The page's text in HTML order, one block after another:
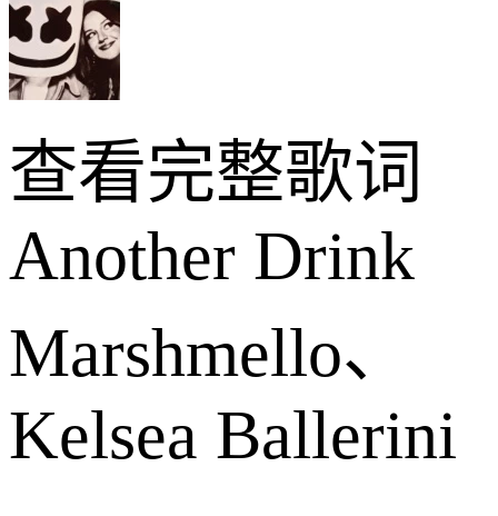
查看完整歌词
Another Drink
Marshmello、
Kelsea Ballerini